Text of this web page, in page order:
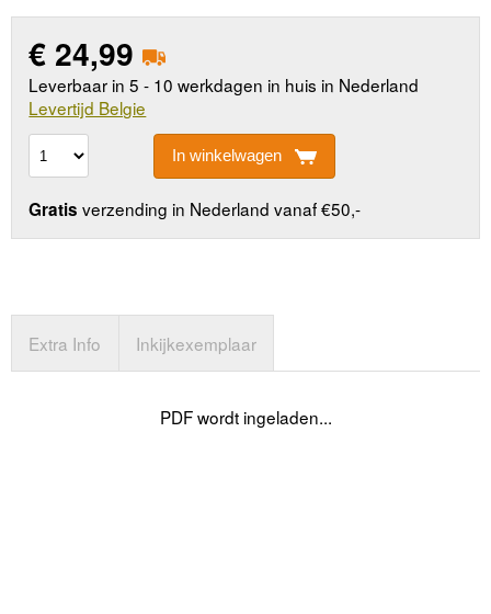
€ 24,99
Leverbaar in 5 - 10 werkdagen in huis in Nederland
Levertijd Belgie
In winkelwagen
Gratis verzending in Nederland vanaf €50,-
Extra Info Inkijkexemplaar
PDF wordt ingeladen...